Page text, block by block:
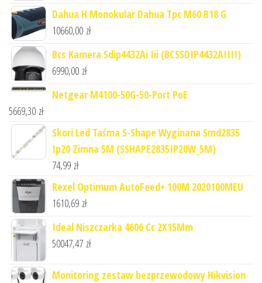
Dahua H Monokular Dahua Tpc M60 B18 G
10660,00 zł
Bcs Kamera Sdip4432Ai Iii (BCSSDIP4432AIIII)
6990,00 zł
Netgear M4100-50G-50-Port PoE
5669,30 zł
Skori Led Taśma S-Shape Wyginana Smd2835
Ip20 Zimna 5M (SSHAPE2835IP20W_5M)
74,99 zł
Rexel Optimum AutoFeed+ 100M 2020100MEU
1610,69 zł
Ideal Niszczarka 4606 Cc 2X15Mm
50047,47 zł
Monitoring zestaw bezprzewodowy Hikvision